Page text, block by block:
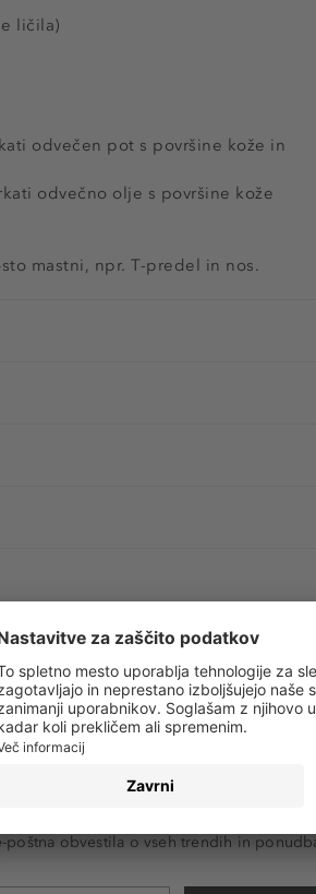
ličila)
odvečen pot s površine kože in
odvečno olje s površine kože
mastni, npr. T-predel in nos.
poštna obvestila o vseh trendih in